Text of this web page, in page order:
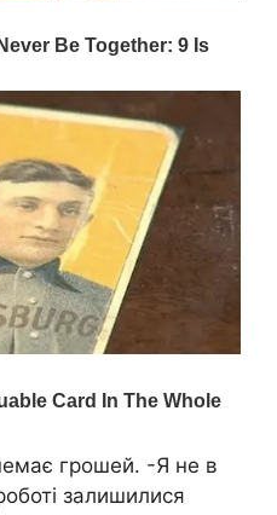
грошей. -Я не в
залишилися